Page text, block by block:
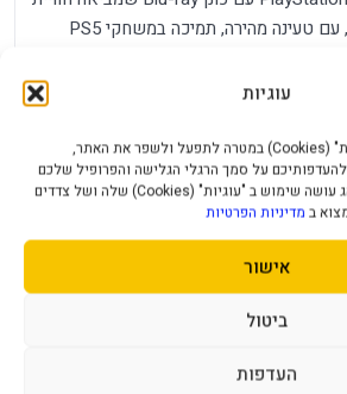
עוגיות
האתר עושה שימוש ב "עוגיות" (Cookies) במטרה לתפעל ולשפר את האתר,
על סמך הרגלי הגלישה והפרופיל שלכם
ולמטרות אנלטיות. חברת באג עושה שימוש ב "עוגיות" (Cookies) שלה ושל צדדים
ב מדיניות הפרטיות
אישור
ביטול
העדפות
משחק מודרנית לסלון, עם טעינה מהירה, תמיכה במשחקי PS5
מתאימה למשחקים חדשים של PlayStation 5 ולחוויית משחק
קונסולה מוכנה לעמדת משחק ביתית.